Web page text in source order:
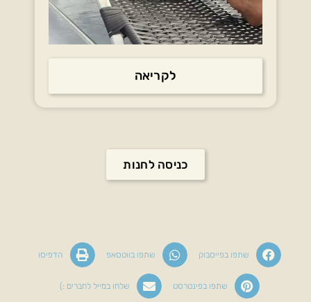
לקריאה
כניסה לחנות
שתפו בפייסבוק שתפו בווטסאפ הדפיסו
שתפו בפינטרסט שלחו במייל לחברים :)